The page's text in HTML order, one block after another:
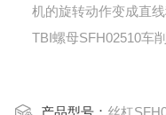
机的旋转动作变成直
TBI螺母SFH02510车
产品型号： 丝杠